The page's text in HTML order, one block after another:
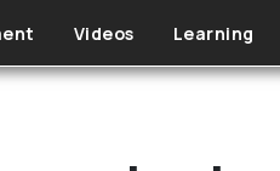
Videos Learning